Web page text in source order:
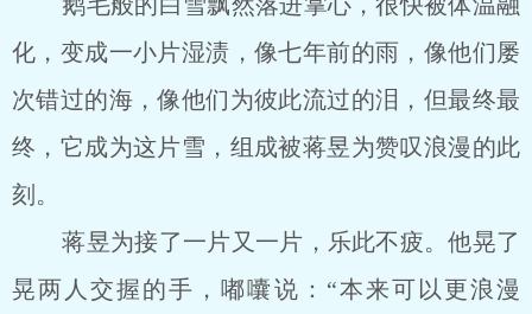
化，变成一小片湿渍，像七年前的雨，像他们屡
次错过的海，像他们为彼此流过的泪，但最终最
终，它成为这片雪，组成被蒋昱为赞叹浪漫的此
刻。
蒋昱为接了一片又一片，乐此不疲。他晃了
晃两人交握的手，嘟囔说：“本来可以更浪漫